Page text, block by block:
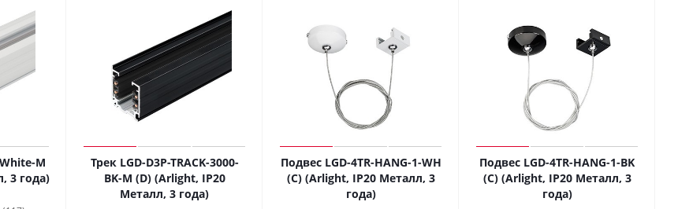
M
3 года)
Трек LGD-D3P-TRACK-3000-
BK-M (D) (Arlight, IP20
Металл, 3 года)
Подвес LGD-4TR-HANG-1-WH
(C) (Arlight, IP20 Металл, 3
года)
Подвес LGD-4TR-HANG-1-BK
(C) (Arlight, IP20 Металл, 3
года)